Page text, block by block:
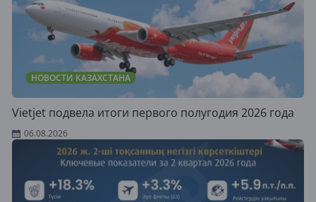
НОВОСТИ КАЗАХСТАНА
Vietjet подвела итоги первого полугодия 2026 года
06.08.2026